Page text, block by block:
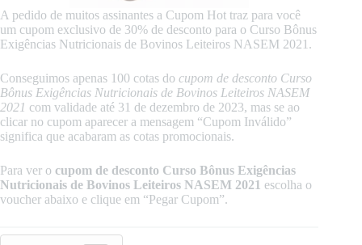
A pedido de muitos assinantes a Cupom Hot traz para você
um cupom exclusivo de 30% de desconto para o Curso Bônus
Exigências Nutricionais de Bovinos Leiteiros NASEM 2021.
Conseguimos apenas 100 cotas do cupom de desconto Curso
Bônus Exigências Nutricionais de Bovinos Leiteiros NASEM
2021 com validade até 31 de dezembro de 2023, mas se ao
clicar no cupom aparecer a mensagem “Cupom Inválido”
significa que acabaram as cotas promocionais.
Para ver o cupom de desconto Curso Bônus Exigências
Nutricionais de Bovinos Leiteiros NASEM 2021 escolha o
voucher abaixo e clique em “Pegar Cupom”.